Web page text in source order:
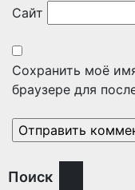
Сайт
Сохранить моё
браузере для
Поиск